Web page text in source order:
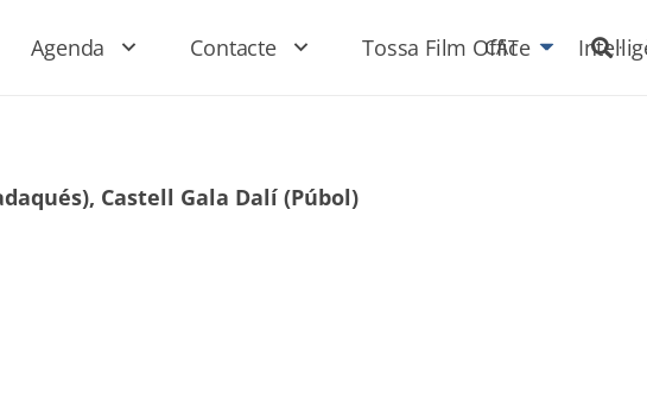
Agenda Contacte Tossa Film Office
CAT
Castell Gala Dalí (Púbol)